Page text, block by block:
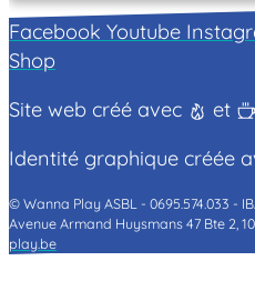
Facebook Youtube
Shop
Site web créé avec
et
Identité graphique créée
© Wanna Play ASBL - 0695.574.033 -
Avenue Armand Huysmans 47 Bte 2,